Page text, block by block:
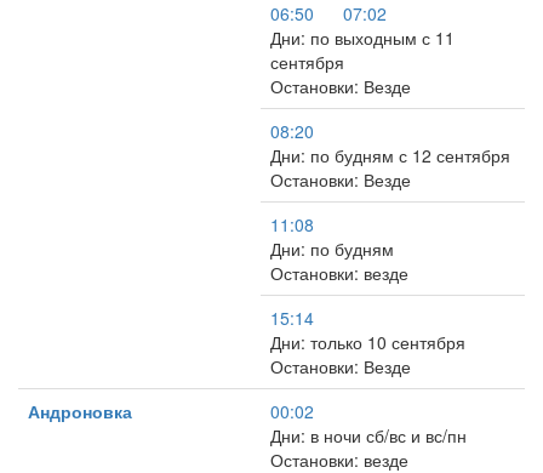
06:50
07:02
Дни: по выходным с 11
сентября
Остановки: Везде
08:20
Дни: по будням с 12 сентября
Остановки: Везде
11:08
Дни: по будням
Остановки: везде
15:14
Дни: только 10 сентября
Остановки: Везде
Андроновка
00:02
Дни: в ночи сб/вс и вс/пн
Остановки: везде